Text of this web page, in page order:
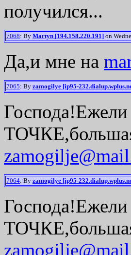
получился...
7068: By Martyn [194.158.220.191] on
Да,и мне на
7065: By zamogilye [ip95-
Господа!Ежели
7064: By zamogilye [ip95-
Господа!Ежели